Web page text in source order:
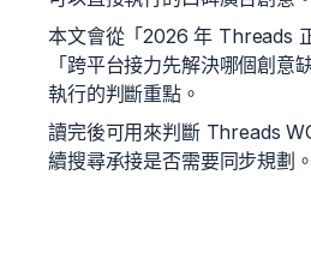
本文會從「2026 年 Threads
「跨平台接力先解決哪個創意
執行的判斷重點。
讀完後可用來判斷 Threads
續搜尋承接是否需要同步規劃。